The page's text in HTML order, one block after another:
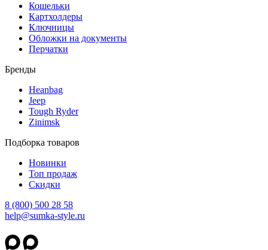
Кошельки
Картхолдеры
Ключницы
Обложки на документы
Перчатки
Бренды
Heanbag
Jeep
Tough Ryder
Zinimsk
Подборка товаров
Новинки
Топ продаж
Скидки
8 (800) 500 28 58
help@sumka-style.ru